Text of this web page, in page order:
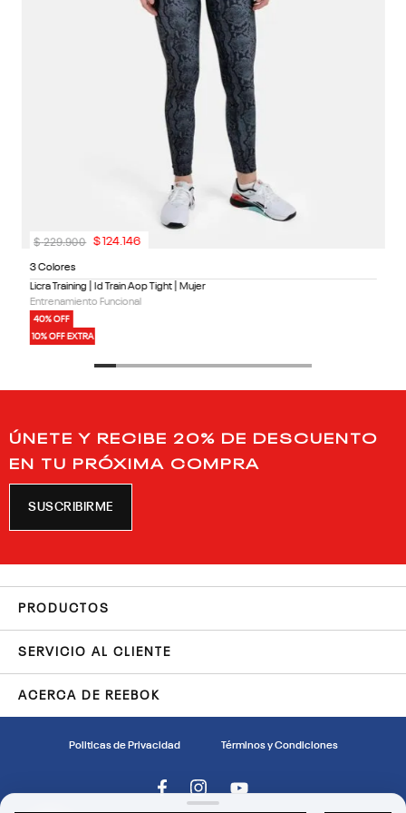
3 Colores
Licra Training | Id Train Aop Tight | Mujer
Entrenamiento Funcional
40% OFF
10% OFF EXTRA
$ 229.900 $ 124. 146
ÚNETE Y RECIBE 20% DE DESCUENTO
EN TU PRÓXIMA COMPRA
SUSCRIBIRME
PRODUCTOS
SERVICIO AL CLIENTE
ACERCA DE REEBOK
Politicas de Privacidad Términos y Condiciones